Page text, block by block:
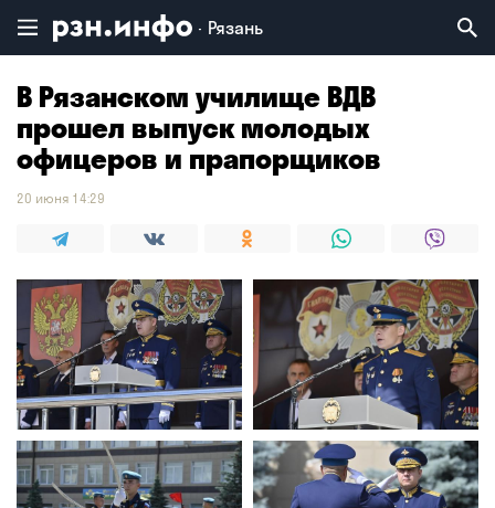
Рязань
Владимир
В Рязанском училище ВДВ
прошел выпуск молодых
офицеров и прапорщиков
20 июня 14:29